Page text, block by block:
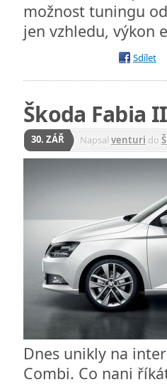
možnost tuningu
jen vzhledu, výkon
Sdílet
Škoda Fabia
30. ZÁŘ Napsal venturi do
Dnes unikly na
Combi. Co nani